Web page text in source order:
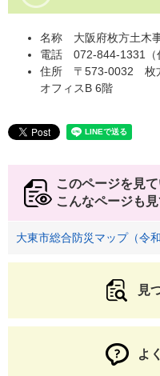
名称 大阪府枚方土木
電話 072-844-1331（
住所 〒573-0032 枚
オフィスB 6階
このページを見
こんなページも
大東市総合防災マップ（令
見
よ